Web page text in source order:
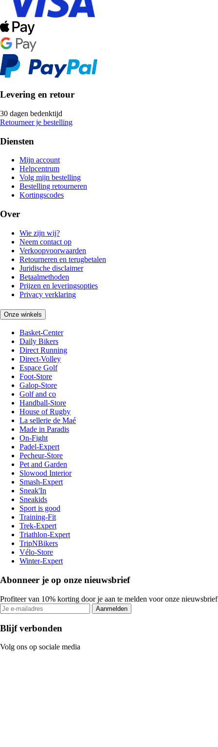
Levering en retour
30 dagen bedenktijd
Retourneer je bestelling
Diensten
Mijn account
Helpcentrum
Volg mijn bestelling
Bestelling retourneren
Kortingscodes
Over
Wie zijn wij?
Neem contact op
Verkoopvoorwaarden
Retourneren en terugbetalen
Juridische disclaimer
Betaalmethoden
Prijzen en leveringsopties
Privacy verklaring
Onze winkels
Basket-Center
Daily Bikers
Direct Running
Direct-Volley
Espace Golf
Foot-Store
Galop-Store
Golf and co
Handball-Store
House of Rugby
La sellerie de Maé
Made in Paradis
On-Fight
Padel-Expert
Pecheur-Store
Pet and Garden
Slowood Interior
Smash-Expert
Sneak'In
Sneakids
Sport is good
Training-Fit
Trek-Expert
Triathlon-Expert
TripNBikers
Vélo-Store
Winter-Expert
Abonneer je op onze nieuwsbrief
Profiteer van 10% korting door je aan te melden voor onze nieuwsbrief
Aanmelden
Blijf verbonden
Volg ons op sociale media